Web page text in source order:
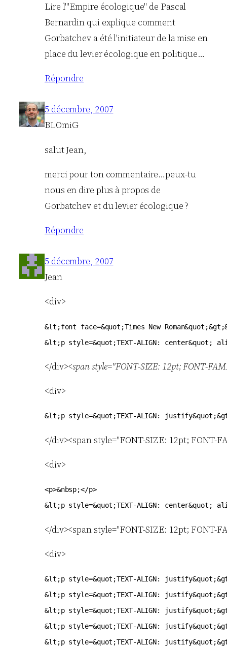
Lire l'"Empire écologique" de Pascal
Bernardin qui explique comment
Gorbatchev a été l'initiateur de la mise en
place du levier écologique en politique…
Répondre
5 décembre, 2007
BLOmiG
salut Jean,
merci pour ton commentaire…peux-tu
nous en dire plus à propos de
Gorbatchev et du levier écologique ?
Répondre
5 décembre, 2007
Jean
<div>
&lt;font face=&quot;Times New
</div><span style="FONT-SIZE: 12pt; FONT-
<div>
</div><span style="FONT-SIZE: 12pt; FONT-
<div>
<p>&nbsp;</p>
</div><span style="FONT-SIZE: 12pt; FONT-
<div>
&lt;p style=&quot;TEXT-ALIGN:
&lt;p style=&quot;TEXT-ALIGN:
&lt;p style=&quot;TEXT-ALIGN:
&lt;p style=&quot;TEXT-ALIGN:
&lt;p style=&quot;TEXT-ALIGN: